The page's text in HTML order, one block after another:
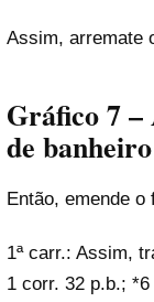
Assim, arremate
Gráfico 7
de
Então, emende o
1ª carr.: Assim,
1 corr. 32 p.b.;